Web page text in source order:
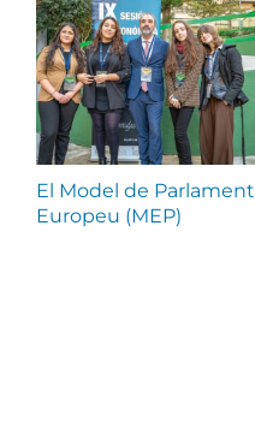
El Model de Parlament
Europeu (MEP)